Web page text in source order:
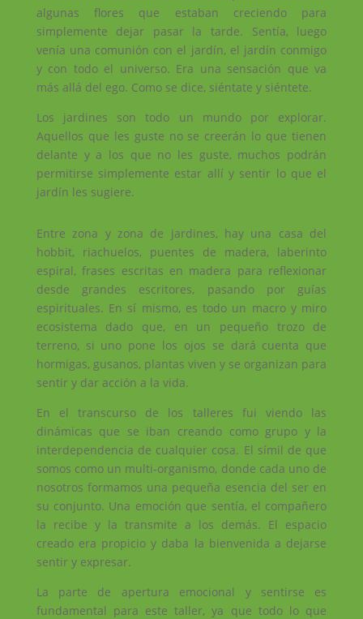
algunas flores que estaban creciendo para
simplemente dejar pasar la tarde. Sentía, luego
venía una comunión con el jardín, el jardín conmigo
y con todo el universo. Era una sensación que va
más allá del ego. Como se dice, siéntate y siéntete.
Los jardines son todo un mundo por explorar.
Aquellos que les guste no se creerán lo que tienen
delante y a los que no les guste, muchos podrán
permitirse simplemente estar allí y sentir lo que el
jardín les sugiere.
Entre zona y zona de jardines, hay una casa del
hobbit, riachuelos, puentes de madera, laberinto
espiral, frases escritas en madera para reflexionar
desde grandes escritores, pasando por guías
espirituales. En sí mismo, es todo un macro y miro
ecosistema dado que, en un pequeño trozo de
terreno, si uno pone los ojos se dará cuenta que
hormigas, gusanos, plantas viven y se organizan para
sentir y dar acción a la vida.
En el transcurso de los talleres fui viendo las
dinámicas que se iban creando como grupo y la
interdependencia de cualquier cosa. El símil de que
somos como un multi-organismo, donde cada uno de
nosotros formamos una pequeña esencia del ser en
su conjunto. Una emoción que sentía, el compañero
la recibe y la transmite a los demás. El espacio
creado era propicio y daba la bienvenida a dejarse
sentir y expresar.
La parte de apertura emocional y sentirse es
fundamental para este taller, ya que todo lo que